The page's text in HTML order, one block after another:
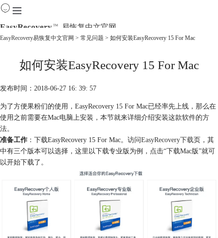
EasyRecovery TM 易恢复中文官网
购买
线下数据恢复
EasyRecovery易恢复中文官网 > 常见问题 > 如何安装EasyRecovery 15 For Mac
如何安装EasyRecovery 15 For Mac
发布时间：2018-06-27 16: 39: 57
为了方便果粉们的使用，EasyRecovery 15 For Mac已经率先上线，那么在
使用之前需要在Mac电脑上安装，本节就来详细介绍安装这款软件的方
法。
准备工作：下载EasyRecovery 15 For Mac。访问EasyRecovery下载页，其
中有三个版本可以选择，这里以下载专业版为例，点击“下载Mac版”就可
以开始下载了。